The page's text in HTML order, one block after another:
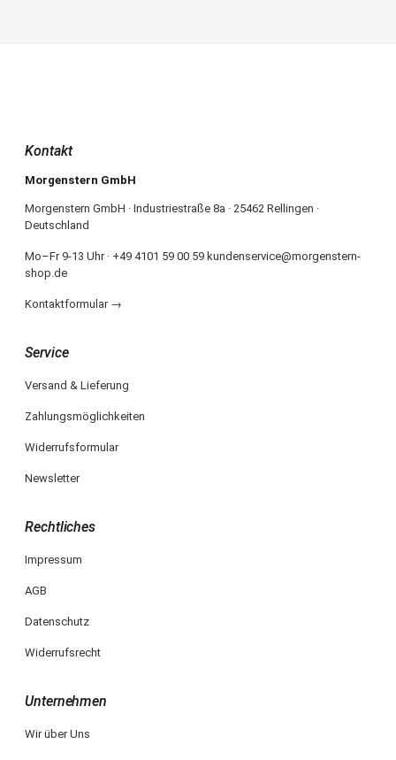
Kontakt
Morgenstern GmbH
Morgenstern GmbH · Industriestraße 8a · 25462 Rellingen ·
Deutschland
Mo–Fr 9-13 Uhr · +49 4101 59 00 59 kundenservice@morgenstern-
shop.de
Kontaktformular →
Service
Versand & Lieferung
Zahlungsmöglichkeiten
Widerrufsformular
Newsletter
Rechtliches
Impressum
AGB
Datenschutz
Widerrufsrecht
Unternehmen
Wir über Uns